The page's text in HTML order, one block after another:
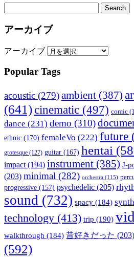
アーカイブ
アーカイブ
Popular Tags
acoustic (279)ambient (387)
(641)cinematic (497) comic
dance (231) demo (310)
ethnic (170) femaleVo (222) future
grotesque (127) guitar (167) hentai
impact (194) instrument (385) J-
(203) minimal (282) orchestra (115)
progressive (157) psychedelic (205)
sound (732) spacy (184) synth
technology (413) trip (190)
walkthrough (184) 昔好きだった (203)
(592)